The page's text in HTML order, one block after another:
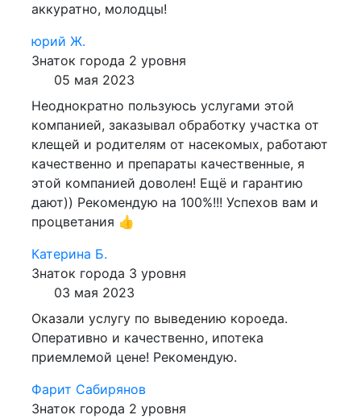
аккуратно, молодцы!
юрий Ж.
Знаток города 2 уровня
05 мая 2023
Неоднократно пользуюсь услугами этой
компанией, заказывал обработку участка от
клещей и родителям от насекомых, работают
качественно и препараты качественные, я
этой компанией доволен! Ещё и гарантию
дают)) Рекомендую на 100%!!! Успехов вам и
процветания 👍
Катерина Б.
Знаток города 3 уровня
03 мая 2023
Оказали услугу по выведению короеда.
Оперативно и качественно, ипотека
приемлемой цене! Рекомендую.
Фарит Сабирянов
Знаток города 2 уровня